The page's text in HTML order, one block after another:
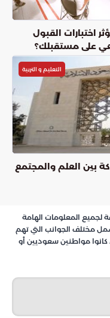
اختبارات القبول
على مستقبلك؟
التعليم و التربية
بين العلم والمجتمع
لجميع المعلومات الهامة
مختلف الجوانب التي تهم
كانوا مواطنين سعوديين أو